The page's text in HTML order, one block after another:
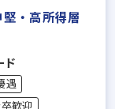
・高所得層
ド
遇
歓迎